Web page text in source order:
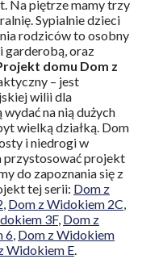
Na piętrze mamy trzy
Sypialnie dzieci
rodziców to osobny
garderobą, oraz
domu Dom z
– jest
wilii dla
na nią dużych
wielką działką. Dom
i niedrogi w
przystosować projekt
do zapoznania się z
tej serii: Dom z
, Dom z Widokiem 2C,
3F, Dom z
6, Dom z Widokiem
Widokiem E.